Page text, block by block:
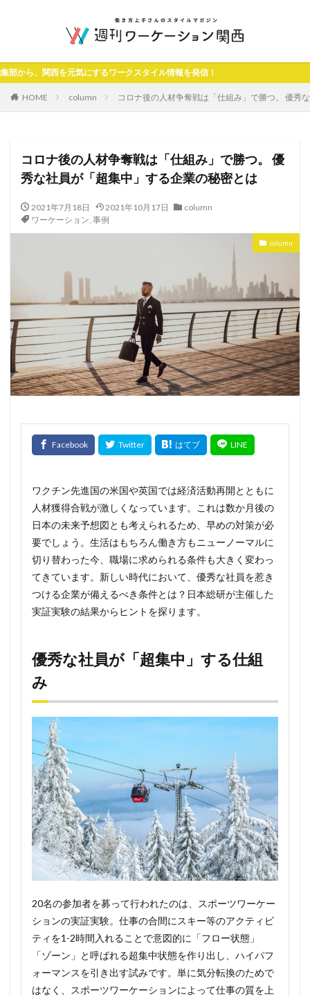
西を元気にするワークスタイル情報を発信！
HOME column コロナ後の人材争奪戦は「仕組み」で勝つ。 優秀
コロナ後の人材争奪戦は「仕組み」で勝つ。 優
秀な社員が「超集中」する企業の秘密とは
2021年7月18日 2021年10月17日
column
ワーケーション, 事例
column
ワクチン先進国の米国や英国では経済活動再開とともに
人材獲得合戦が激しくなっています。これは数か月後の
日本の未来予想図とも考えられるため、早めの対策が必
要でしょう。生活はもちろん働き方もニューノーマルに
切り替わった今、職場に求められる条件も大きく変わっ
てきています。新しい時代において、優秀な社員を惹き
つける企業が備えるべき条件とは？日本総研が主催した
実証実験の結果からヒントを探ります。
優秀な社員が「超集中」する仕組
み
20名の参加者を募って行われたのは、スポーツワーケー
ションの実証実験。仕事の合間にスキー等のアクティビ
ティを1-2時間入れることで意図的に「フロー状態」
「ゾーン」と呼ばれる超集中状態を作り出し、ハイパフ
ォーマンスを引き出す試みです。単に気分転換のためで
はなく、スポーツワーケーションによって仕事の質を上